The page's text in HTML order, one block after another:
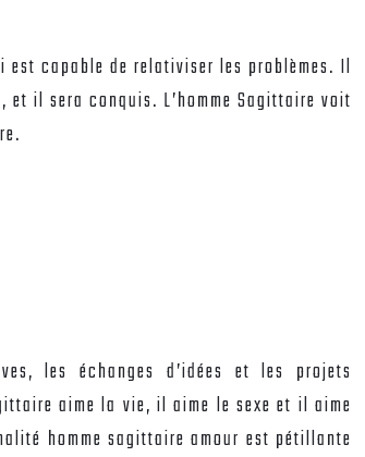
capable de relativiser les problèmes. Il
il sera conquis. L’homme Sagittaire voit
les échanges d’idées et les projets
aime la vie, il aime le sexe et il aime
homme sagittaire amour est pétillante